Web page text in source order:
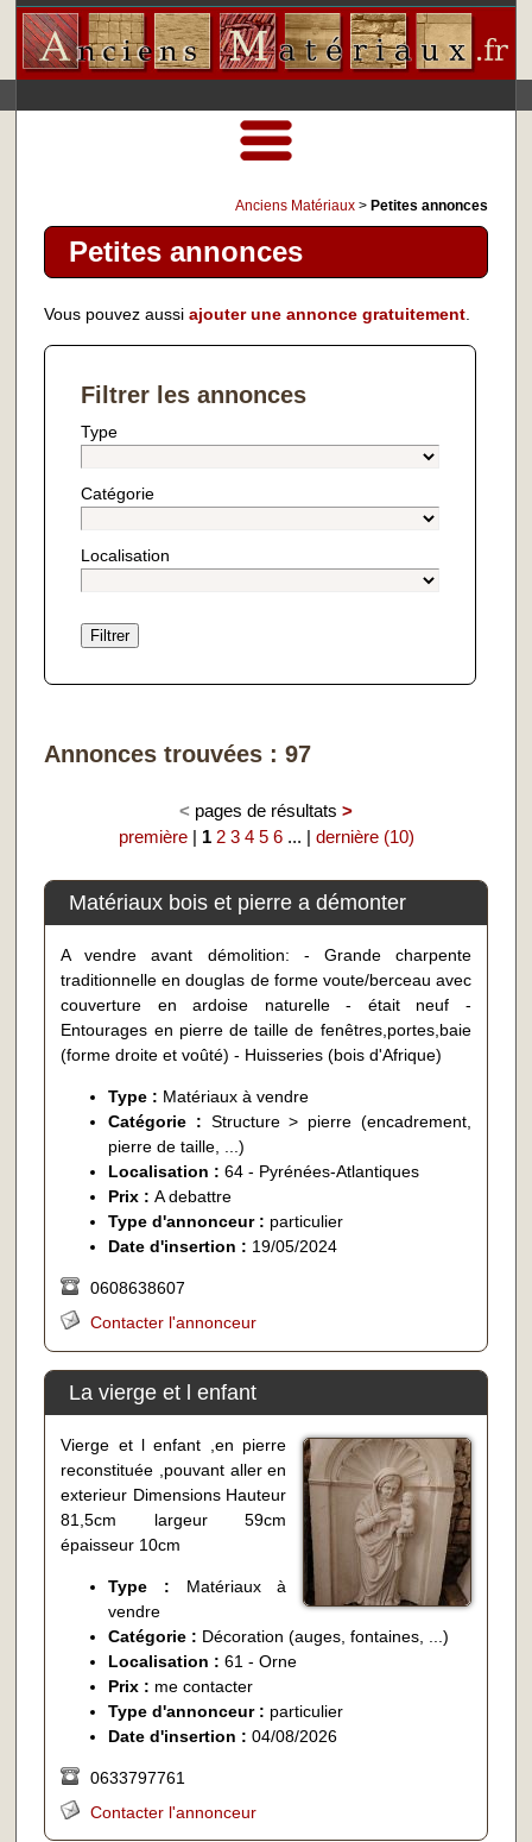
Anciens Matériaux > Petites annonces
Petites annonces
Vous pouvez aussi ajouter une annonce gratuitement.
Filtrer les annonces
Type
Catégorie
Localisation
Annonces trouvées : 97
< pages de résultats >
première| 1 2 3 4 5 6... | dernière (10)
Matériaux bois et pierre a démonter
A vendre avant démolition: - Grande charpente
traditionnelle en douglas de forme voute/berceau avec
couverture en ardoise naturelle - était neuf -
Entourages en pierre de taille de fenêtres,portes,baie
(forme droite et voûté) - Huisseries (bois d'Afrique)
Type : Matériaux à vendre
Catégorie : Structure > pierre (encadrement,
pierre de taille, ...)
Localisation :64 - Pyrénées-Atlantiques
Prix :A debattre
Type d'annonceur : particulier
Date d'insertion : 19/05/2024
0608638607
Contacter l'annonceur
La vierge et l enfant
Vierge et l enfant ,en pierre
reconstituée ,pouvant aller en
exterieur Dimensions Hauteur
81,5cm largeur 59cm
épaisseur 10cm
Type : Matériaux à
vendre
Catégorie : Décoration (auges, fontaines, ...)
Localisation :61 - Orne
Prix : me contacter
Type d'annonceur : particulier
Date d'insertion :04/08/2026
0633797761
Contacter l'annonceur